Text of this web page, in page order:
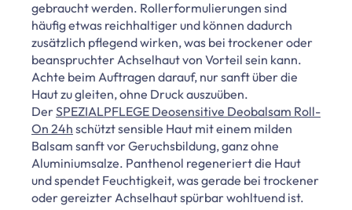
gebraucht werden. Rollerformulierungen sind
häufig etwas reichhaltiger und können dadurch
zusätzlich pflegend wirken, was bei trockener oder
beanspruchter Achselhaut von Vorteil sein kann.
Achte beim Auftragen darauf, nur sanft über die
Haut zu gleiten, ohne Druck auszuüben.
DerSPEZIALPFLEGE Deosensitive Deobalsam Roll-
On 24h schützt sensible Haut mit einem milden
Balsam sanft vor Geruchsbildung, ganz ohne
Aluminiumsalze. Panthenol regeneriert die Haut
und spendet Feuchtigkeit, was gerade bei trockener
oder gereizter Achselhaut spürbar wohltuend ist.